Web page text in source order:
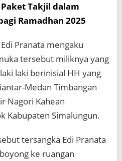
Takjil dalam
Ramadhan 2025
Pranata mengaku
tersebut miliknya yang
laki berinisial HH yang
Medan Timbangan
Nagori Kahean
Kabupaten Simalungun.
tersangka Edi Pranata
ke ruangan